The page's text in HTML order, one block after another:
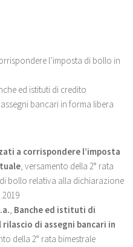
l’imposta di bollo in
ed istituti di credito
bancari in forma libera
a corrispondere l’imposta
, versamento della 2° rata
bollo relativa alla dichiarazione
, Banche ed istituti di
di assegni bancari in
della 2° rata bimestrale